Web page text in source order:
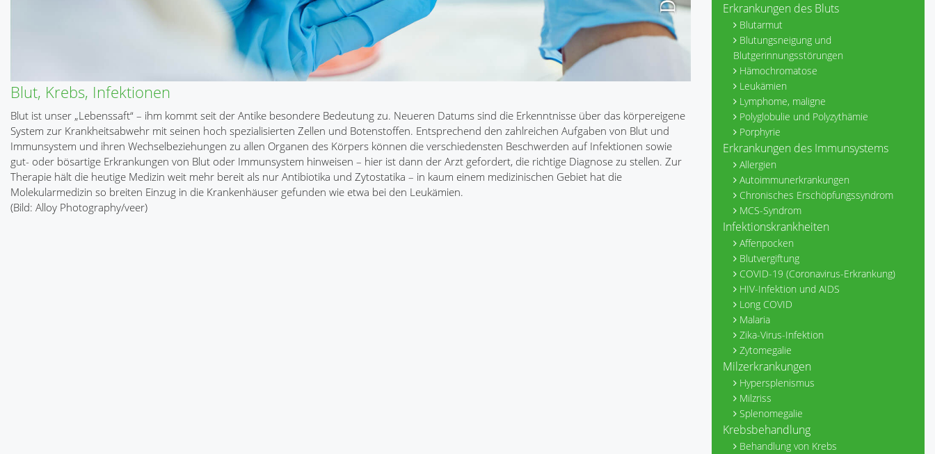
Blut, Krebs, Infektionen
Blut ist unser „Lebenssaft“ – ihm kommt seit der Antike besondere Bedeutung zu. Neueren Datums sind die Erkenntnisse über das körpereigene
System zur Krankheitsabwehr mit seinen hoch spezialisierten Zellen und Botenstoffen. Entsprechend den zahlreichen Aufgaben von Blut und
Immunsystem und ihren Wechselbeziehungen zu allen Organen des Körpers können die verschiedensten Beschwerden auf Infektionen sowie
gut- oder bösartige Erkrankungen von Blut oder Immunsystem hinweisen – hier ist dann der Arzt gefordert, die richtige Diagnose zu stellen. Zur
Therapie hält die heutige Medizin weit mehr bereit als nur Antibiotika und Zytostatika – in kaum einem medizinischen Gebiet hat die
Molekularmedizin so breiten Einzug in die Krankenhäuser gefunden wie etwa bei den Leukämien.
(Bild: Alloy Photography/veer)
Erkrankungen des Bluts
Blutarmut
Blutungsneigung und
Blutgerinnungsstörungen
Hämochromatose
Leukämien
Lymphome, maligne
Polyglobulie und Polyzythämie
Porphyrie
Erkrankungen des Immunsystems
Allergien
Autoimmunerkrankungen
Chronisches Erschöpfungssyndrom
MCS-Syndrom
Infektionskrankheiten
Affenpocken
Blutvergiftung
COVID-19 (Coronavirus-Erkrankung)
HIV-Infektion und AIDS
Long COVID
Malaria
Zika-Virus-Infektion
Zytomegalie
Milzerkrankungen
Hypersplenismus
Milzriss
Splenomegalie
Krebsbehandlung
Behandlung von Krebs